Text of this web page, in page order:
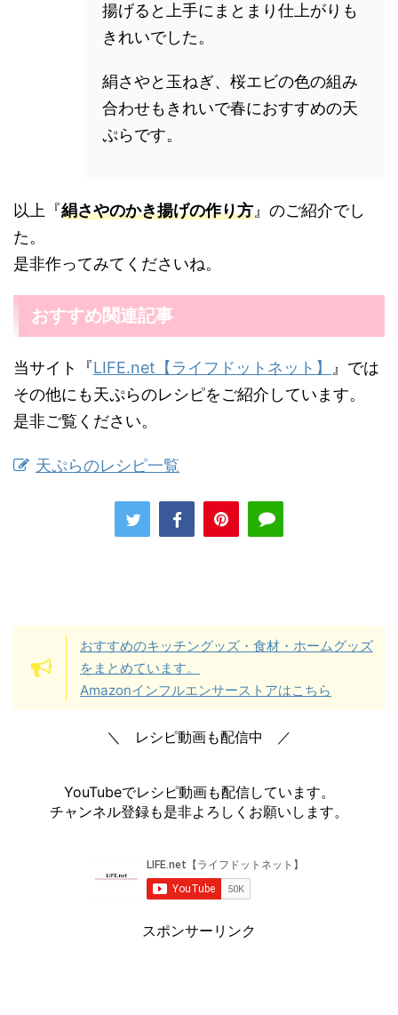
揚げると上手にまとまり仕上がりも
きれいでした。
絹さやと玉ねぎ、桜エビの色の組み
合わせもきれいで春におすすめの天
ぷらです。
以上『絹さやのかき揚げの作り方』のご紹介でし
た。
是非作ってみてくださいね。
おすすめ関連記事
当サイト『LIFE.net【ライフドットネット】 』では
その他にも天ぷらのレシピをご紹介しています。
是非ご覧ください。
天ぷらのレシピ一覧
おすすめのキッチングッズ・食材・ホームグッズ
をまとめています。
Amazonインフルエンサーストアはこちら
＼ レシピ動画も配信中 ／
YouTubeでレシピ動画も配信しています。
チャンネル登録も是非よろしくお願いします。
スポンサーリンク